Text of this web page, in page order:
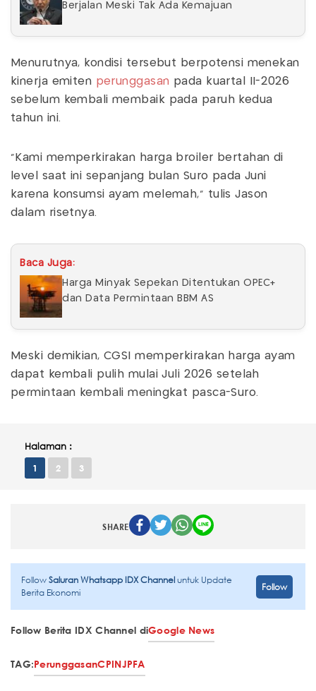
Berjalan Meski Tak Ada Kemajuan
Menurutnya, kondisi tersebut berpotensi menekan
kinerja emiten perunggasan pada kuartal II-2026
sebelum kembali membaik pada paruh kedua
tahun ini.
“Kami memperkirakan harga broiler bertahan di
level saat ini sepanjang bulan Suro pada Juni
karena konsumsi ayam melemah,” tulis Jason
dalam risetnya.
Baca Juga:
Harga Minyak Sepekan Ditentukan OPEC+
dan Data Permintaan BBM AS
Meski demikian, CGSI memperkirakan harga ayam
dapat kembali pulih mulai Juli 2026 setelah
permintaan kembali meningkat pasca-Suro.
Halaman :
1 2 3
SHARE
FollowSaluran Whatsapp IDX Channeluntuk Update
Berita Ekonomi
Follow
Follow Berita IDX Channel diGoogle News
TAG:PerunggasanCPINJPFA